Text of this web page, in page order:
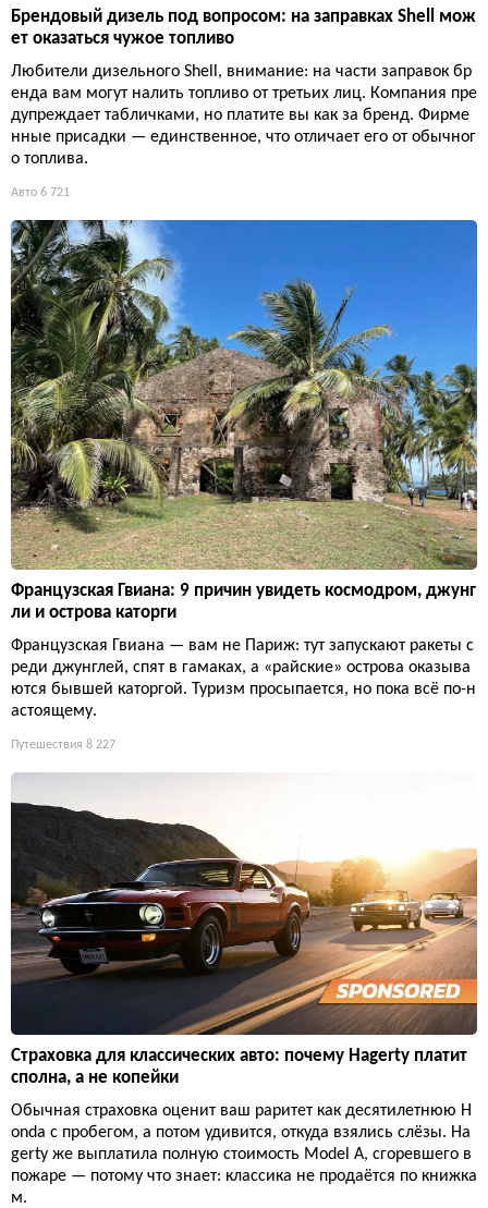
Брендовый дизель под вопросом: на заправках Shell мож
ет оказаться чужое топливо
Любители дизельного Shell, внимание: на части заправок бр
енда вам могут налить топливо от третьих лиц. Компания пре
дупреждает табличками, но платите вы как за бренд. Фирме
нные присадки — единственное, что отличает его от обычног
о топлива.
Авто 6 721
Французская Гвиана: 9 причин увидеть космодром, джунг
ли и острова каторги
Французская Гвиана — вам не Париж: тут запускают ракеты с
реди джунглей, спят в гамаках, а «райские» острова оказыва
ются бывшей каторгой. Туризм просыпается, но пока всё по-н
астоящему.
Путешествия 8 227
Страховка для классических авто: почему Hagerty платит
сполна, а не копейки
Обычная страховка оценит ваш раритет как десятилетнюю H
onda с пробегом, а потом удивится, откуда взялись слёзы. Ha
gerty же выплатила полную стоимость Model A, сгоревшего в
пожаре — потому что знает: классика не продаётся по книжка
м.